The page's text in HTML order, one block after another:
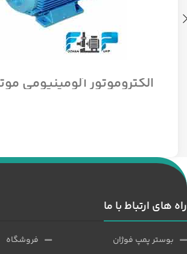
الکتروموتور آلومینیومی
سه فاز مدل 1/12 اسب 1500 دور
راه های ارتباط با ما
بوستر پمپ فوژان
فروشگاه